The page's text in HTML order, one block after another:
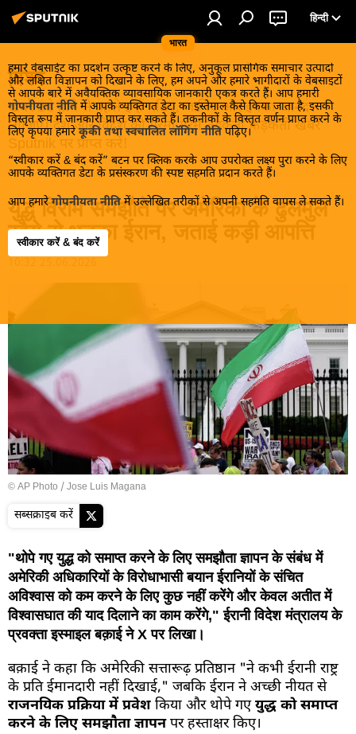
भारत
हिन्दी
हमारे वेबसाईट का प्रदर्शन उत्कृष्ट करने के लिए, अनुकूल प्रासंगिक समाचार उत्पादों
और लक्षित विज्ञापन को दिखाने के लिए, हम अपने और हमारे भागीदारों के वेबसाइटों
से आपके बारे में अवैयक्तिक व्यावसायिक जानकारी एकत्र करते हैं। आप हमारी
गोपनीयता नीति में आपके व्यक्तिगत डेटा का इस्तेमाल कैसे किया जाता है, इसकी
विस्तृत रूप में जानकारी प्राप्त कर सकते हैं। तकनीकों के विस्तृत वर्णन प्राप्त करने के
लिए कृपया हमारे कूकी तथा स्वचालित लॉगिंग नीति पढ़िए।
“स्वीकार करें & बंद करें” बटन पर क्लिक करके आप उपरोक्त लक्ष्य पुरा करने के लिए
आपके व्यक्तिगत डेटा के प्रसंस्करण की स्पष्ट सहमति प्रदान करते हैं।
आप हमारे गोपनीयता नीति में उल्लेखित तरीकों से अपनी सहमति वापस ले सकते हैं।
स्वीकार करें & बंद करें
विश्व
खबरें ठंडे होने से पहले इन्हें पढ़िए, जानिए और इनका आनंद
लीजिए। देश और विदेश की गरमा गरम तड़कती फड़कती खबरें
Sputnik पर प्राप्त करें!
युद्ध विराम समझौते पर अमेरिका के ढुलमुल
रवैये से भड़का ईरान, जताई कड़ी आपत्ति
© AP Photo / Jose Luis Magana
सब्सक्राइब करें
"थोपे गए युद्ध को समाप्त करने के लिए समझौता ज्ञापन के संबंध में
अमेरिकी अधिकारियों के विरोधाभासी बयान ईरानियों के संचित
अविश्वास को कम करने के लिए कुछ नहीं करेंगे और केवल अतीत में
विश्वासघात की याद दिलाने का काम करेंगे," ईरानी विदेश मंत्रालय के
प्रवक्ता इस्माइल बक़ाई ने X पर लिखा।
बक़ाई ने कहा कि अमेरिकी सत्तारूढ़ प्रतिष्ठान "ने कभी ईरानी राष्ट्र
के प्रति ईमानदारी नहीं दिखाई," जबकि ईरान ने अच्छी नीयत से
राजनयिक प्रक्रिया में प्रवेश किया और थोपे गएयुद्ध को समाप्त
करने के लिए समझौता ज्ञापनपर हस्ताक्षर किए।